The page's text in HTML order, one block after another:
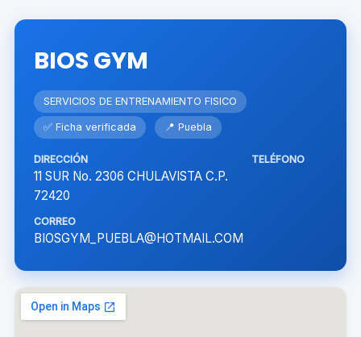
BIOS GYM
SERVICIOS DE ENTRENAMIENTO FISICO
✅ Ficha verificada 📍 Puebla
DIRECCIÓN
11 SUR No. 2306 CHULAVISTA C.P.
72420
TELÉFONO
CORREO
BIOSGYM_PUEBLA@HOTMAIL.COM